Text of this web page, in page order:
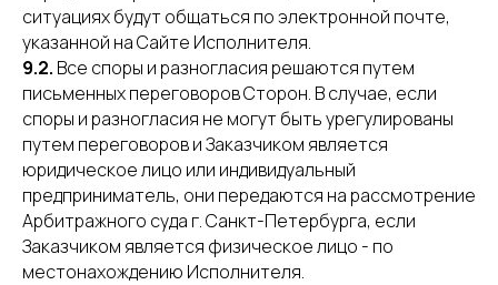
ситуациях будут общаться по электронной почте,
указанной на Сайте Исполнителя.
9.2. Все споры и разногласия решаются путем
письменных переговоров Сторон. В случае, если
споры и разногласия не могут быть урегулированы
путем переговоров и Заказчиком является
юридическое лицо или индивидуальный
предприниматель, они передаются на рассмотрение
Арбитражного суда г. Санкт-Петербурга, если
Заказчиком является физическое лицо - по
местонахождению Исполнителя.